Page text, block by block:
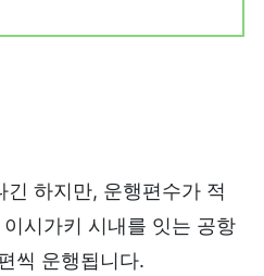
긴 하지만, 운행편수가 적
시가키 시내를 잇는 공항
씩 운행됩니다.